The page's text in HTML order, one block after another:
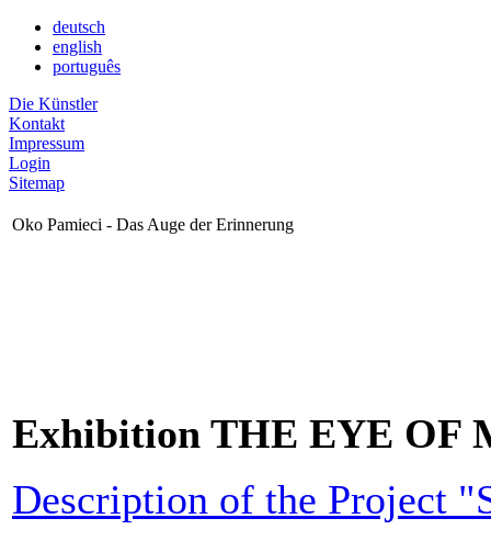
deutsch
english
português
Die Künstler
Kontakt
Impressum
Login
Sitemap
Oko Pamieci - Das Auge der Erinnerung
Exhibition THE EYE OF
Description of the Project